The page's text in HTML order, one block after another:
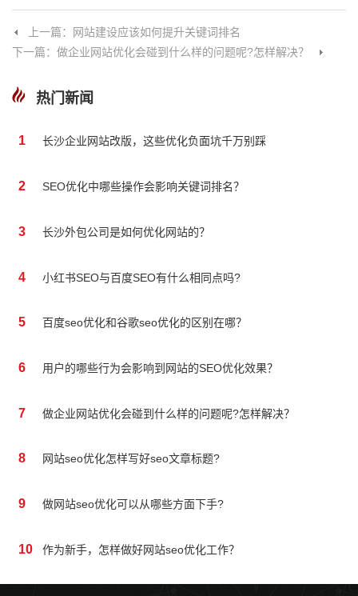
上一篇：网站建设应该如何提升关键词排名
下一篇：做企业网站优化会碰到什么样的问题呢?怎样解决？
热门新闻
1 长沙企业网站改版，这些优化负面坑千万别踩
2 SEO优化中哪些操作会影响关键词排名？
3 长沙外包公司是如何优化网站的？
4 小红书SEO与百度SEO有什么相同点吗?
5 百度seo优化和谷歌seo优化的区别在哪？
6 用户的哪些行为会影响到网站的SEO优化效果？
7 做企业网站优化会碰到什么样的问题呢?怎样解决？
8 网站seo优化怎样写好seo文章标题?
9 做网站seo优化可以从哪些方面下手?
10 作为新手，怎样做好网站seo优化工作？